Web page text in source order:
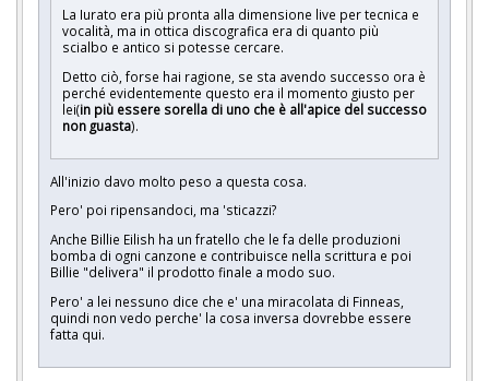
La Iurato era più pronta alla dimensione live per tecnica e
vocalità, ma in ottica discografica era di quanto più
scialbo e antico si potesse cercare.
Detto ciò, forse hai ragione, se sta avendo successo ora è
perché evidentemente questo era il momento giusto per
lei(in più essere sorella di uno che è all'apice del successo
non guasta).
All'inizio davo molto peso a questa cosa.
Pero' poi ripensandoci, ma 'sticazzi?
Anche Billie Eilish ha un fratello che le fa delle produzioni
bomba di ogni canzone e contribuisce nella scrittura e poi
Billie "delivera" il prodotto finale a modo suo.
Pero' a lei nessuno dice che e' una miracolata di Finneas,
quindi non vedo perche' la cosa inversa dovrebbe essere
fatta qui.